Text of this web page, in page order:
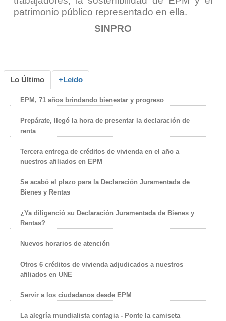
patrimonio público representado en ella.
SINPRO
Lo Último +Leido
EPM, 71 años brindando bienestar y progreso
Prepárate, llegó la hora de presentar la declaración de
renta
Tercera entrega de créditos de vivienda en el año a
nuestros afiliados en EPM
Se acabó el plazo para la Declaración Juramentada de
Bienes y Rentas
¿Ya diligenció su Declaración Juramentada de Bienes y
Rentas?
Nuevos horarios de atención
Otros 6 créditos de vivienda adjudicados a nuestros
afiliados en UNE
Servir a los ciudadanos desde EPM
La alegría mundialista contagia - Ponte la camiseta